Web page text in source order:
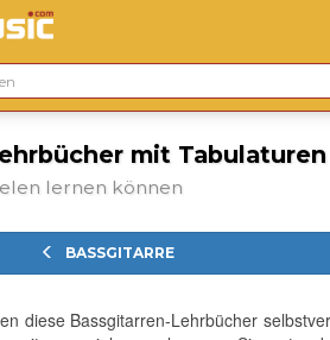
mit Tabulaturen
lernen können
BASSGITARRE
diese Bassgitarren-Lehrbücher